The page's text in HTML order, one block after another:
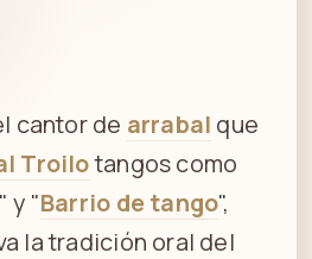
cantor de arrabal que
Troilotangos como
" y "Barrio de tango",
la tradición oral del